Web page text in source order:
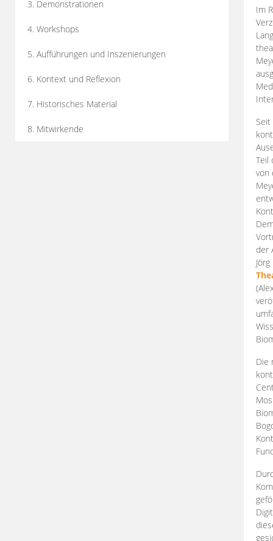
3. Demonstrationen
4. Workshops
5. Aufführungen und Inszenierungen
6. Kontext und Reflexion
7. Historisches Material
8. Mitwirkende
Im
Teil
von
der
Die